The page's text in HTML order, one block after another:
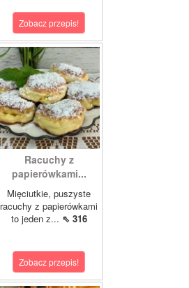
Zobacz przepis!
Racuchy z
papierówkami...
Mięciutkie, puszyste
racuchy z papierówkami
to jeden z... ⇖ 316
Zobacz przepis!